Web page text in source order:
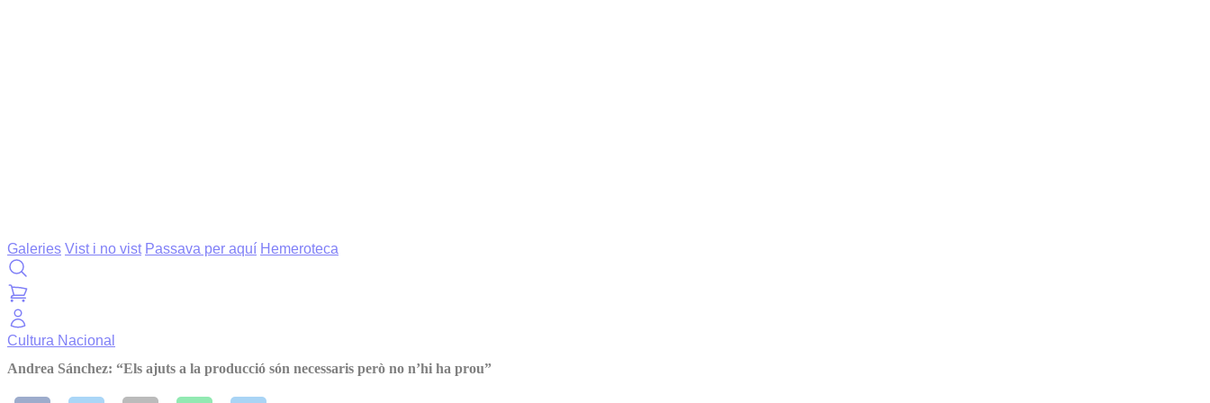
Galeries Vist i no vist Passava per aquí Hemeroteca
Cultura Nacional
Andrea Sánchez: “Els ajuts a la producció són necessaris però no n’hi ha prou”